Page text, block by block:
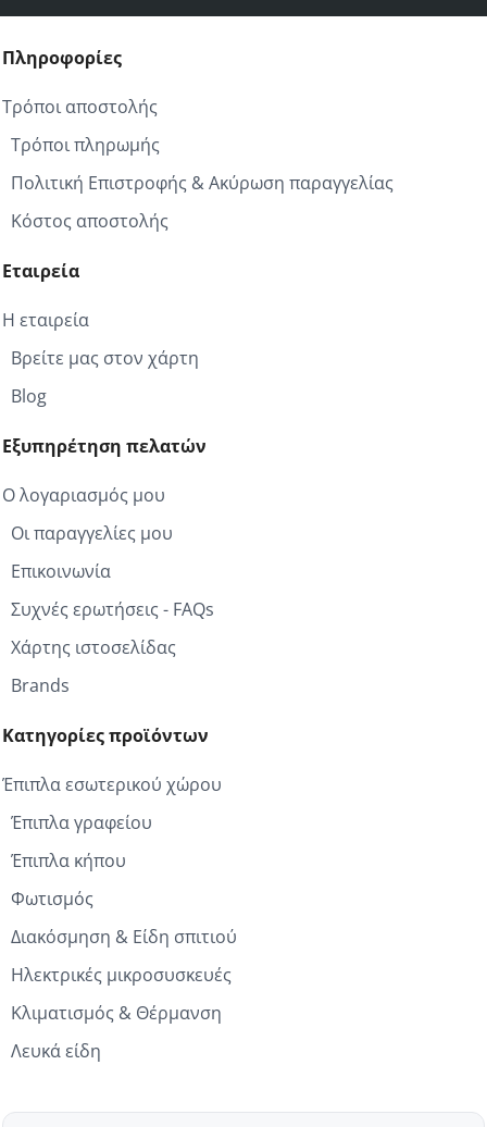
Πληροφορίες
Τρόποι αποστολής
Τρόποι πληρωμής
Πολιτική Επιστροφής & Ακύρωση παραγγελίας
Κόστος αποστολής
Εταιρεία
Η εταιρεία
Βρείτε μας στον χάρτη
Blog
Εξυπηρέτηση πελατών
Ο λογαριασμός μου
Οι παραγγελίες μου
Επικοινωνία
Συχνές ερωτήσεις - FAQs
Χάρτης ιστοσελίδας
Brands
Κατηγορίες προϊόντων
Έπιπλα εσωτερικού χώρου
Έπιπλα γραφείου
Έπιπλα κήπου
Φωτισμός
Διακόσμηση & Είδη σπιτιού
Ηλεκτρικές μικροσυσκευές
Κλιματισμός & Θέρμανση
Λευκά είδη